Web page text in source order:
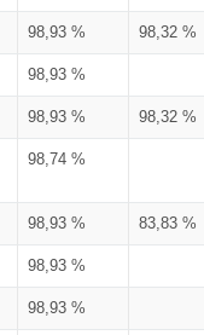
98,93 % 98,32 %
98,93 %
98,93 % 98,32 %
98,74 %
98,93 % 83,83 %
98,93 %
98,93 %